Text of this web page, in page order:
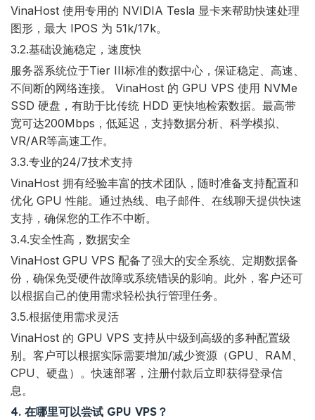
VinaHost 使用专用的 NVIDIA Tesla 显卡来帮助快速处理
图形，最大 IPOS 为 51k/17k。
3.2.基础设施稳定，速度快
服务器系统位于Tier III标准的数据中心，保证稳定、高速、
不间断的网络连接。 VinaHost 的 GPU VPS 使用 NVMe
SSD 硬盘，有助于比传统 HDD 更快地检索数据。最高带
宽可达200​​Mbps，低延迟，支持数据分析、科学模拟、
VR/AR等高速工作。
3.3.专业的24/7技术支持
VinaHost 拥有经验丰富的技术团队，随时准备支持配置和
优化 GPU 性能。通过热线、电子邮件、在线聊天提供快速
支持，确保您的工作不中断。
3.4.安全性高，数据安全
VinaHost GPU VPS 配备了强大的安全系统、定期数据备
份，确保免受硬件故障或系统错误的影响。此外，客户还可
以根据自己的使用需求轻松执行管理任务。
3.5.根据使用需求灵活
VinaHost 的 GPU VPS 支持从中级到高级的多种配置级
别。客户可以根据实际需要增加/减少资源（GPU、RAM、
CPU、硬盘）。快速部署，注册付款后立即获得登录信
息。
4. 在哪里可以尝试 GPU VPS？